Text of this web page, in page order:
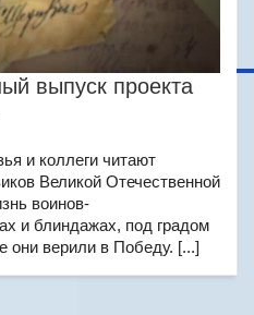
выпуск проекта
и коллеги читают
Великой Отечественной
воинов-
и блиндажах, под градом
они верили в Победу. [...]